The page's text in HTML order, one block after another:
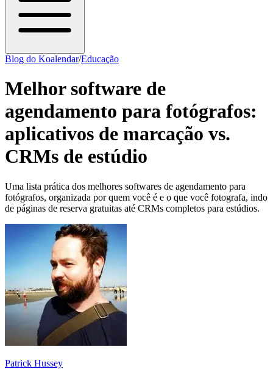
Blog do Koalendar/Educação
Melhor software de
agendamento para fotógrafos:
aplicativos de marcação vs.
CRMs de estúdio
Uma lista prática dos melhores softwares de agendamento para
fotógrafos, organizada por quem você é e o que você fotografa, indo
de páginas de reserva gratuitas até CRMs completos para estúdios.
Patrick Hussey